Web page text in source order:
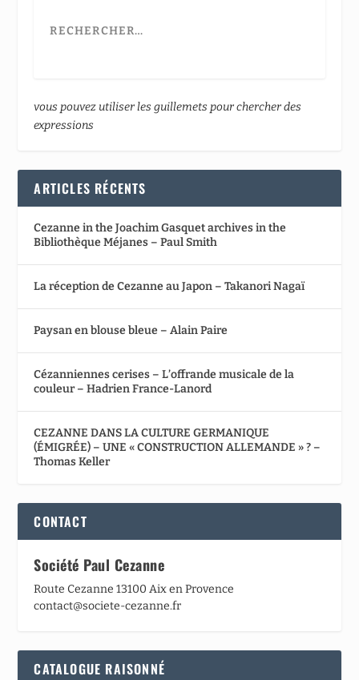
vous pouvez utiliser les guillemets pour chercher des
expressions
ARTICLES RÉCENTS
Cezanne in the Joachim Gasquet archives in the
Bibliothèque Méjanes – Paul Smith
La réception de Cezanne au Japon – Takanori Nagaï
Paysan en blouse bleue – Alain Paire
Cézanniennes cerises – L’offrande musicale de la
couleur – Hadrien France-Lanord
CEZANNE DANS LA CULTURE GERMANIQUE
(ÉMIGRÉE) – UNE « CONSTRUCTION ALLEMANDE » ? –
Thomas Keller
CONTACT
Société Paul Cezanne
Route Cezanne 13100 Aix en Provence
contact@societe-cezanne.fr
CATALOGUE RAISONNÉ